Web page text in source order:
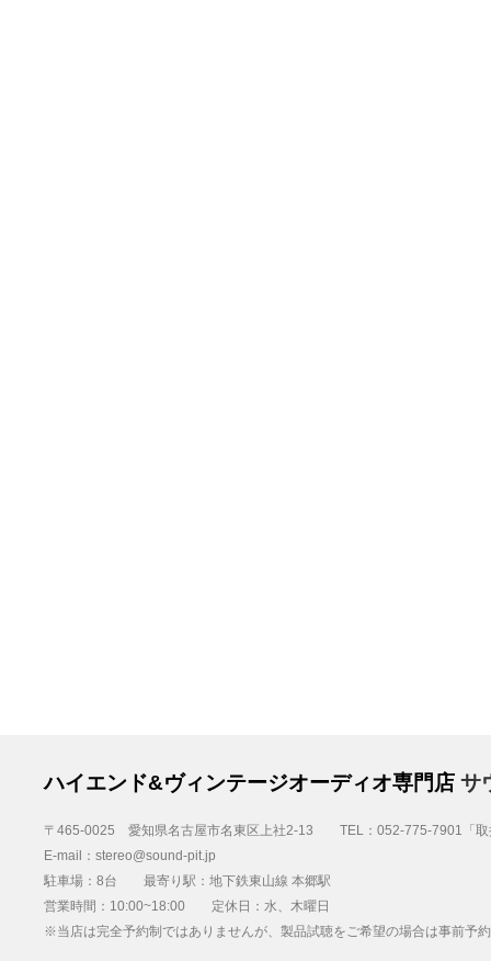
ハイエンド&ヴィンテージオーディオ専門店 サ
〒465-0025 愛知県名古屋市名東区上社2-13 TEL：052-775-7901「取
E-mail：stereo@sound-pit.jp
駐車場：8台 最寄り駅：地下鉄東山線 本郷駅
営業時間：10:00~18:00 定休日：水、木曜日
※当店は完全予約制ではありませんが、製品試聴をご希望の場合は事前予